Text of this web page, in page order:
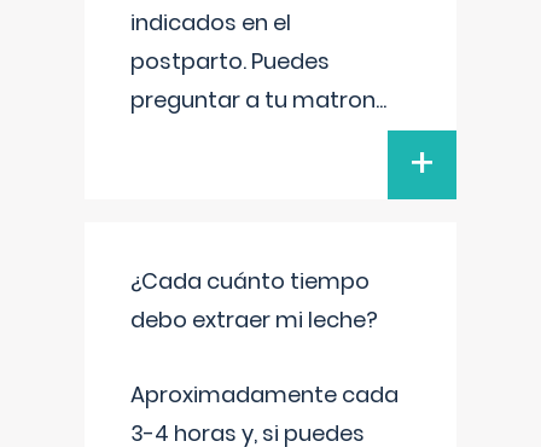
indicados en el
postparto. Puedes
preguntar a tu matron...
+
¿Cada cuánto tiempo
debo extraer mi leche?
Aproximadamente cada
3-4 horas y, si puedes